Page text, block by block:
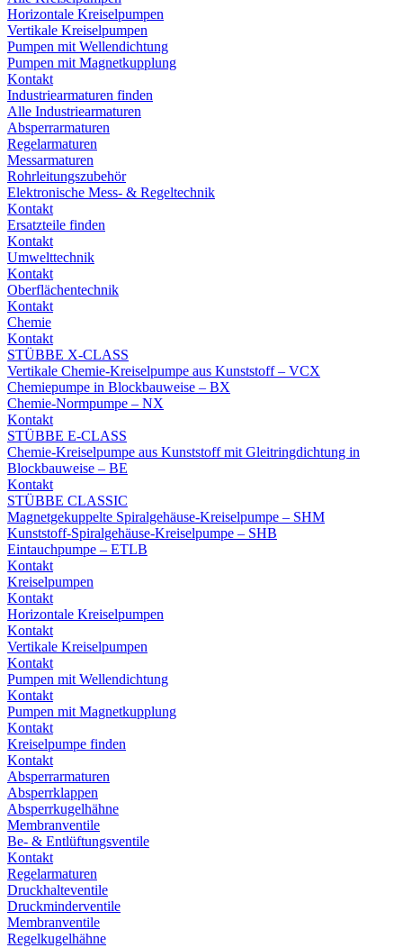
Horizontale Kreiselpumpen
Vertikale Kreiselpumpen
Pumpen mit Wellendichtung
Pumpen mit Magnetkupplung
Kontakt
Industriearmaturen finden
Alle Industriearmaturen
Absperrarmaturen
Regelarmaturen
Messarmaturen
Rohrleitungszubehör
Elektronische Mess- & Regeltechnik
Kontakt
Ersatzteile finden
Kontakt
Umwelttechnik
Kontakt
Oberflächentechnik
Kontakt
Chemie
Kontakt
STÜBBE X-CLASS
Vertikale Chemie-Kreiselpumpe aus Kunststoff – VCX
Chemiepumpe in Blockbauweise – BX
Chemie-Normpumpe – NX
Kontakt
STÜBBE E-CLASS
Chemie-Kreiselpumpe aus Kunststoff mit Gleitringdichtung in
Blockbauweise – BE
Kontakt
STÜBBE CLASSIC
Magnetgekuppelte Spiralgehäuse-Kreiselpumpe – SHM
Kunststoff-Spiralgehäuse-Kreiselpumpe – SHB
Eintauchpumpe – ETLB
Kontakt
Kreiselpumpen
Kontakt
Horizontale Kreiselpumpen
Kontakt
Vertikale Kreiselpumpen
Kontakt
Pumpen mit Wellendichtung
Kontakt
Pumpen mit Magnetkupplung
Kontakt
Kreiselpumpe finden
Kontakt
Absperrarmaturen
Absperrklappen
Absperrkugelhähne
Membranventile
Be- & Entlüftungsventile
Kontakt
Regelarmaturen
Druckhalteventile
Druckminderventile
Membranventile
Regelkugelhähne